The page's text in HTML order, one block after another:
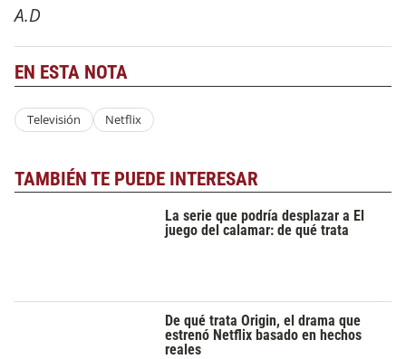
A.D
EN ESTA NOTA
Televisión Netflix
TAMBIÉN TE PUEDE INTERESAR
La serie que podría desplazar a El
juego del calamar: de qué trata
De qué trata Origin, el drama que
estrenó Netflix basado en hechos
reales